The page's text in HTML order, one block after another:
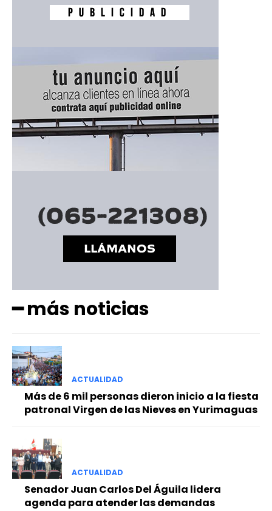
━ más noticias
ACTUALIDAD
Más de 6 mil personas dieron inicio a la fiesta
patronal Virgen de las Nieves en Yurimaguas
ACTUALIDAD
Senador Juan Carlos Del Águila lidera
agenda para atender las demandas